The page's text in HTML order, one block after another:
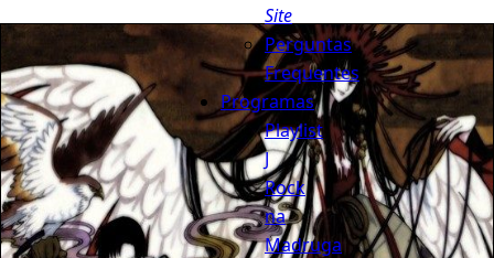
Site
Perguntas
Frequentes
Programas
Playlist
J
Rock
na
Madruga